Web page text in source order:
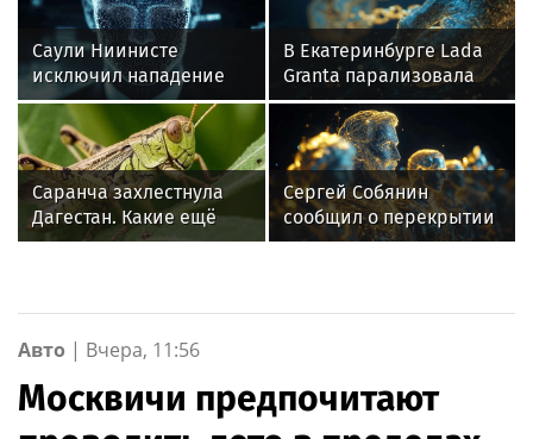
Саули Ниинисте
исключил нападение
России на страны НАТО
В Екатеринбурге Lada
Granta парализовала
движение на
Амундсена
Саранча захлестнула
Дагестан. Какие ещё
регионы России под
Сергей Собянин
сообщил о перекрытии
дорог в Москве 8 и 9
Авто | Вчера, 11:56
Москвичи предпочитают